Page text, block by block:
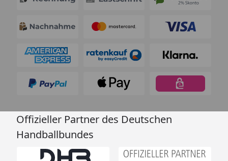
Offizieller Partner des Deutschen
Handballbundes